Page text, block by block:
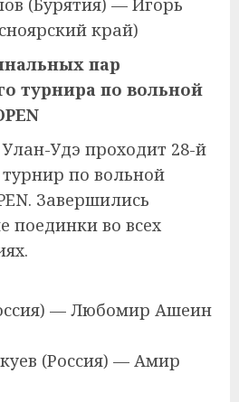
край)
пар
турнира по вольной
Удэ проходит 28-й
по вольной
Завершились
поединки во всех
— Любомир Ашеин
(Россия) — Амир